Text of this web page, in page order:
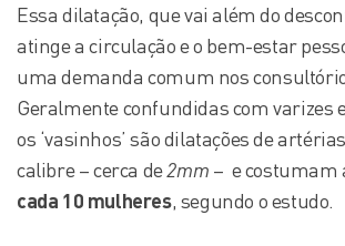
Essa dilatação, que vai além do
atinge a circulação e o bem-estar
uma demanda comum nos
Geralmente confundidas com varizes
os ‘vasinhos’ são dilatações de
calibre – cerca de2mm – e costumam
cada 10 mulheres, segundo o estudo.